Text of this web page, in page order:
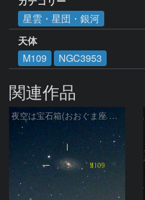
星雲・星団・銀河
天体
M109
NGC3953
関連作品
夜空は宝石箱(おおぐま座 M109) Seestar50